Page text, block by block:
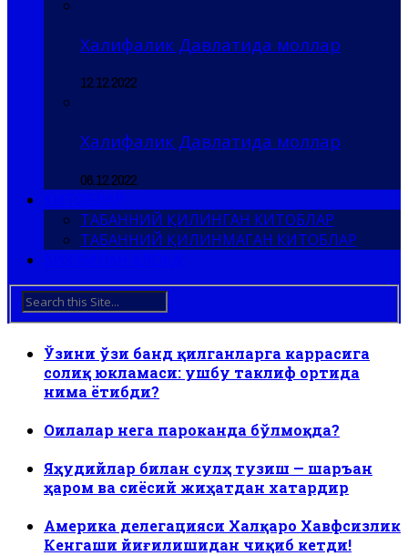
Халифалик Давлатида моллар
12.12.2022
Халифалик Давлатида моллар
06.12.2022
ТАБАННИЙ ҚИЛИНГАН КИТОБЛАР
ТАБАННИЙ ҚИЛИНМАГАН КИТОБЛАР
Ўзини ўзи банд қилганларга каррасига
солиқ юкламаси: ушбу таклиф ортида
нима ётибди?
Оилалар нега пароканда бўлмоқда?
Яҳудийлар билан сулҳ тузиш — шаръан
ҳаром ва сиёсий жиҳатдан хатардир
Америка делегацияси Халқаро Хавфсизлик
Кенгаши йиғилишидан чиқиб кетди!